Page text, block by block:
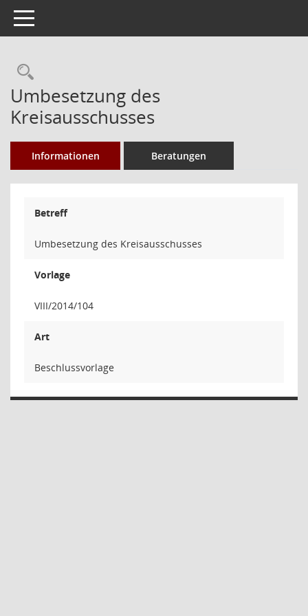
Toggle navigation
Rechercheauswahl
Umbesetzung des
Kreisausschusses
Informationen Beratungen
Betreff
Umbesetzung des Kreisausschusses
Vorlage
VIII/2014/104
Art
Beschlussvorlage